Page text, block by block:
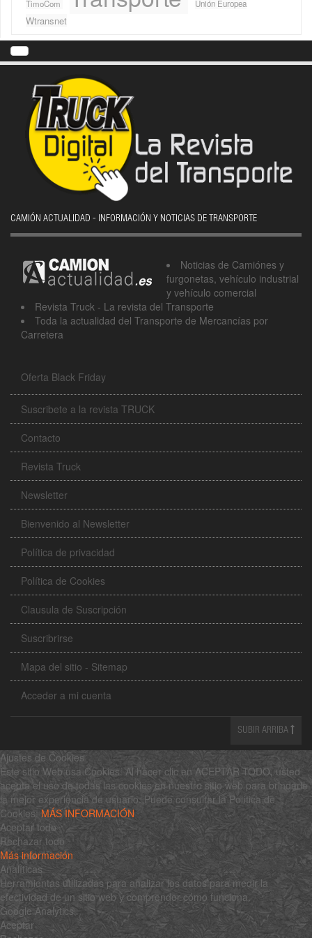
TimoCom Unión Europea
Wtransnet
CAMIÓN ACTUALIDAD - INFORMACIÓN Y NOTICIAS DE TRANSPORTE
Noticias de Camiónes y
furgonetas, vehículo industrial
y vehículo comercial
Revista Truck - La revista del Transporte
Toda la actualidad del Transporte de Mercancías por
Carretera
Oferta Black Friday
Suscribete a la revista TRUCK
Contacto
Revista Truck
Newsletter
Bienvenido al Newsletter
Política de privacidad
Política de Cookies
Clausula de Suscripción
Suscribrirse
Mapa del sitio - Sitemap
Acceder a mi cuenta
SUBIR ARRIBA
Ajustes de Cookies
Este sitio Web usa Cookies. Al hacer clic en ACEPTAR TODO, usted
acepta el uso de todas las cookies en nuestro sitio web para brindarle
la mejor experiencia de usuario. Puede consultar la Política de
Cookies: MÁS INFORMACIÓN
Aceptar todo
Rechazar todo
Más información
Analíticas
Herramientas utilizadas para analizar los datos para medir la
efectividad de un sitio web y comprender cómo funciona.
Google Analytics
Aceptar